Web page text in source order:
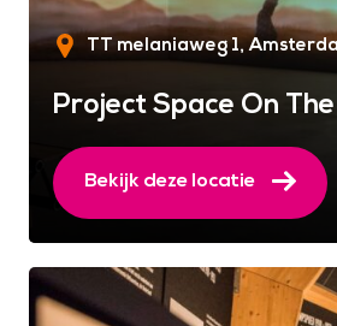
TT melaniaweg 1
Project Space On
Bekijk deze locatie